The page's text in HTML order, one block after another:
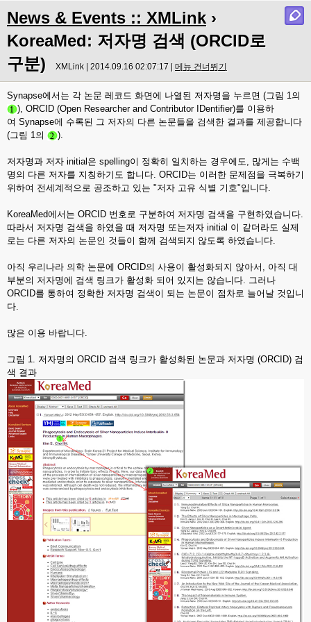
News & Events :: XMLink ›
KoreaMed: 저자명 검색 (ORCID로
구분)
XMLink | 2014.09.16 02:07:17 | 메뉴 건너뛰기
Synapse에서는 각 논문 레코드 화면에 나열된 저자명을 누르면 (그림 1의
), ORCID (Open Researcher and Contributor IDentifier)를 이용하
여 Synapse에 수록된 그 저자의 다른 논문들을 검색한 결과를 제공합니다
(그림 1의
).
저자명과 저자 initial은 spelling이 정확히 일치하는 경우에도, 많게는 수백
명의 다른 저자를 지칭하기도 합니다. ORCID는 이러한 문제점을 극복하기
위하여 전세계적으로 공조하고 있는 "저자 고유 식별 기호"입니다.
KoreaMed에서는 ORCID 번호로 구분하여 저자명 검색을 구현하였습니다.
따라서 저자명 검색을 하였을 때 저자명 또는저자 initial 이 같더라도 실제
로는 다른 저자의 논문인 것들이 함께 검색되지 않도록 하였습니다.
아직 우리나라 의학 논문에 ORCID의 사용이 활성화되지 않아서, 아직 대
부분의 저자명에 검색 링크가 활성화 되어 있지는 않습니다. 그러나
ORCID를 통하여 정확한 저자명 검색이 되는 논문이 점차로 늘어날 것입니
다.
많은 이용 바랍니다.
그림 1. 저자명의 ORCID 검색 링크가 활성화된 논문과 저자명 (ORCID) 검
색 결과